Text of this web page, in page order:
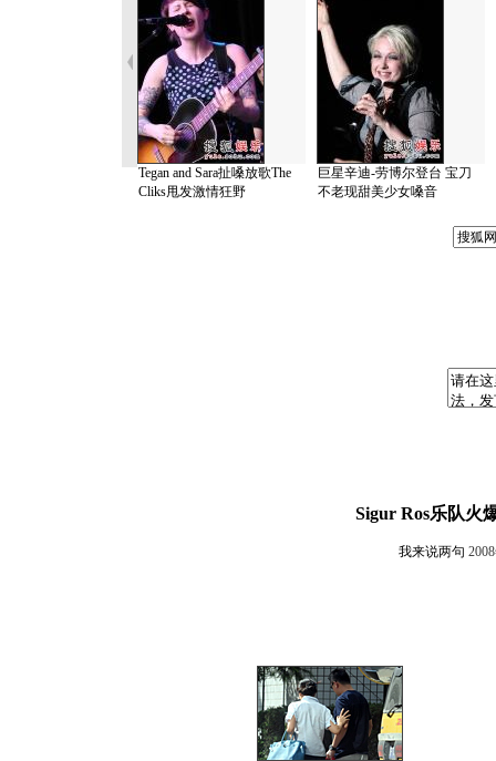
Tegan and Sara扯嗓放歌The
Cliks甩发激情狂野
巨星辛迪-劳博尔登台 宝刀
不老现甜美少女嗓音
Sigur Ros乐队火
我来说两句